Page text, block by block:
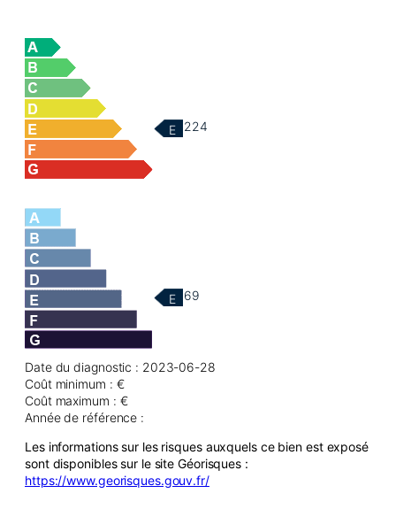
E 224
E 69
Date du diagnostic : 2023-06-28
Coût minimum : €
Coût maximum : €
Année de référence :
Les informations sur les risques auxquels ce bien est exposé
sont disponibles sur le site Géorisques :
https://www.georisques.gouv.fr/